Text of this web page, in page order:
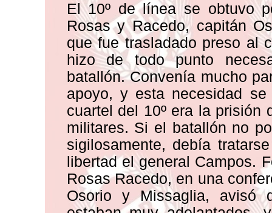
El 10º de línea se obtuvo
Rosas y Racedo, capitán
que fue trasladado preso al
hizo de todo punto
batallón. Convenía mucho
apoyo, y esta necesidad
cuartel del 10º era la prisión
militares. Si el batallón no
sigilosamente, debía
libertad el general Campos.
Rosas Racedo, en una
Osorio y Missaglia, avisó